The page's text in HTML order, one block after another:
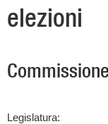
elezioni
Legislatura: